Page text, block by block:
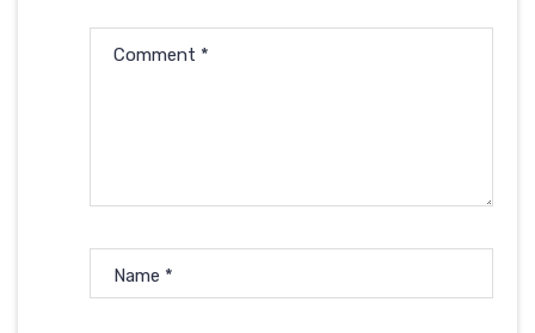
Comment *
Name *